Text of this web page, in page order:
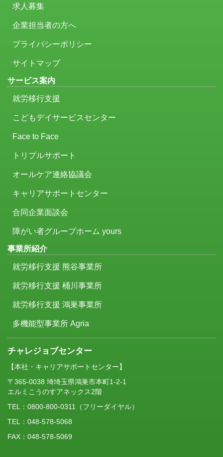
求人募集
企業担当者の方へ
プライバシーポリシー
サイトマップ
サービス案内
就労移行支援
こどもデイサービスセンター
Face to Face
トリプルサポート
オールケア連絡協議会
キャリアサポートセンター
合同企業面談会
障がい者グループホーム yours
事業所紹介
就労移行支援 熊谷事業所
就労移行支援 桶川事業所
就労移行支援 鴻巣事業所
多機能型事業所 Agria
チャレジョブセンター
【本社・キャリアサポートセンター】
〒365-0038 埼埼玉県鴻巣市本町1-2-1
エルミこうのすアネックス2階
TEL： 0800-800-0311 （フリーダイヤル）
TEL：048-578-5068
FAX：048-578-5069